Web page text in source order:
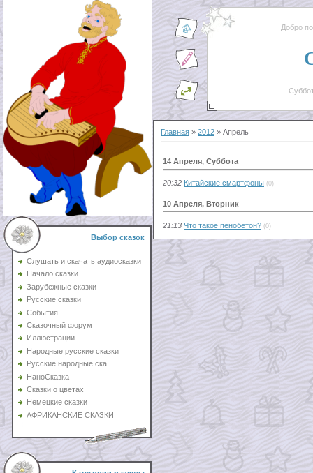
Выбор сказок
Слушать и скачать аудиосказки
Начало сказки
Зарубежные сказки
Русские сказки
События
Сказочный форум
Иллюстрации
Народные русские сказки
Русские народные ска...
НаноСказка
Сказки о цветах
Немецкие сказки
АФРИКАНСКИЕ СКАЗКИ
Добро
Главная » 2012 » Апрель
14 Апреля, Суббота
20:32 Китайские смартфоны (0)
10 Апреля, Вторник
21:13 Что такое пенобетон? (0)